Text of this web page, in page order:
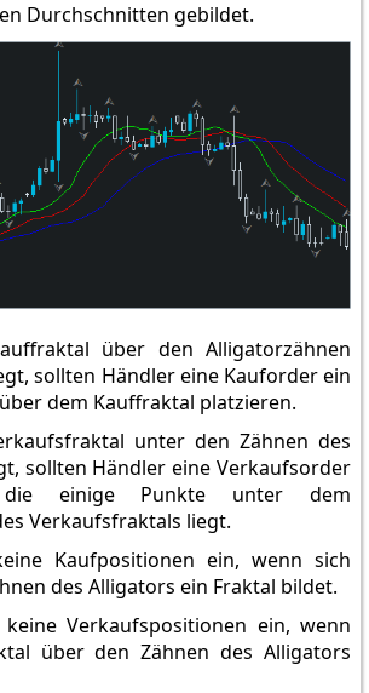
Durchschnitten gebildet.
über den Alligatorzähnen
sollten Händler eine Kauforder ein
dem Kauffraktal platzieren.
unter den Zähnen des
sollten Händler eine Verkaufsorder
die einige Punkte unter dem
Verkaufsfraktals liegt.
Kaufpositionen ein, wenn sich
des Alligators ein Fraktal bildet.
keine Verkaufspositionen ein, wenn
über den Zähnen des Alligators